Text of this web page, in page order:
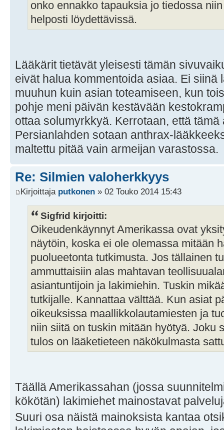
onko ennakko tapauksia jo tiedossa
helposti löydettävissä.
Lääkärit tietävät yleisesti tämän
eivät halua kommentoida asiaa. Ei siinä
muuhun kuin asian toteamiseen, kun
pohje meni päivän kestävään
ottaa solumyrkkyä. Kerrotaan, että
Persianlahden sotaan anthrax-
maltettu pitää vain armeijan varastossa.
Re: Silmien valoherkkyys
Kirjoittaja putkonen » 02 Touko 2014 15:43
Sigfrid kirjoitti:
Oikeudenkäynnyt Amerikassa ovat
näytöin, koska ei ole olemassa mitään
puolueetonta tutkimusta. Jos tällainen
ammuttaisiin alas mahtavan
asiantuntijoin ja lakimiehin. Tuskin
tutkijalle. Kannattaa välttää. Kun asiat
oikeuksissa maallikkolautamiesten ja
niin siitä on tuskin mitään hyötyä. Joku
tulos on lääketieteen näkökulmasta
Täällä Amerikassahan (jossa
kökötän) lakimiehet mainostavat
Suuri osa näistä mainoksista kantaa